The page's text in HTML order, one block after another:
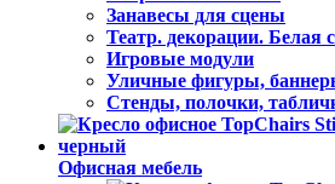
Занавесы для сцены
Театр. декорации. Белая
Игровые модули
Уличные фигуры,
Стенды, полочки,
Офисная мебель